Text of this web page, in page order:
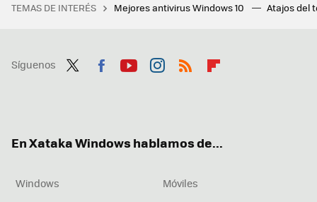
TEMAS DE INTERÉS Mejores antivirus Windows 10 Atajos del
Síguenos
En Xataka Windows hablamos de...
Windows
Móviles